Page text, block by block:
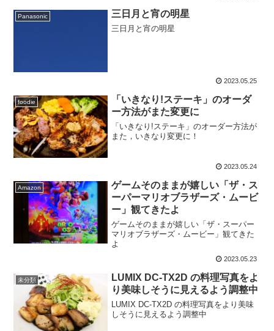
Panasonic 三日月と宵の明星
三日月と宵の明星
2023.05.25
foodie
「いきなり!ステーキ」のオーダ
ー方法がまた変更に
「いきなり!ステーキ」のオーダー方法が
また，いきなり変更に！
2023.05.24
Amazon
ゲームそのままが嬉しい「ザ・ス
ーパーマリオブラザーズ・ムービ
ー」観てきたよ
ゲームそのままが嬉しい「ザ・スーパー
マリオブラザーズ・ムービー」観てきた
よ
2023.05.23
未分類
LUMIX DC-TX2D の料理写真をよ
り美味しそうに見えるよう調整中
LUMIX DC-TX2D の料理写真をより美味
しそうに見えるよう調整中